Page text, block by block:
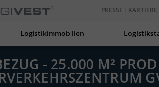
PRESSE KARRIERE
Logistikimmobilien
- 25.000 M²